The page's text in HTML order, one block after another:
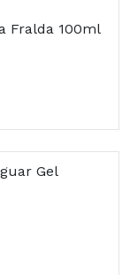
Fralda 100ml